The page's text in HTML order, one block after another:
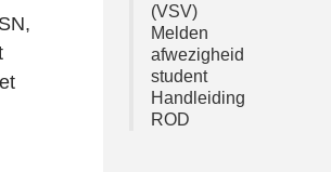
(VSV)
Melden
afwezigheid
student
Handleiding
ROD